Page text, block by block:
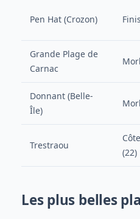
Pen Hat (Crozon)
Grande Plage de
Carnac
Donnant (Belle-
Île)
Trestraou
(22)
Les plus belles